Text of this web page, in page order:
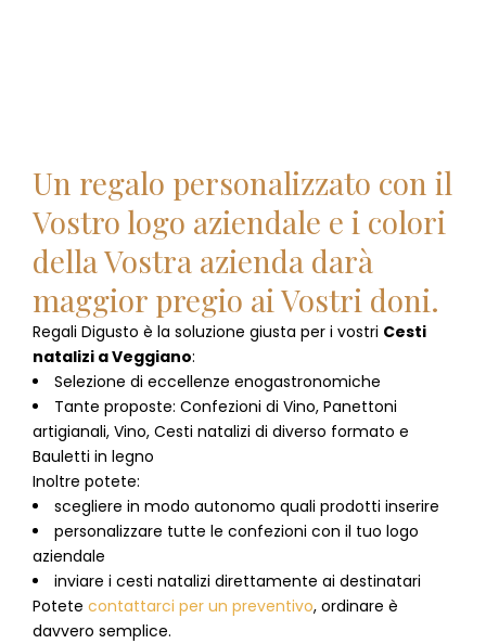
Un regalo personalizzato con il
Vostro logo aziendale e i colori
della Vostra azienda darà
maggior pregio ai Vostri doni.
Regali Digusto è la soluzione giusta per i vostri Cesti
natalizi aVeggiano:
Selezione di eccellenze enogastronomiche
Tante proposte: Confezioni di Vino, Panettoni
artigianali, Vino, Cesti natalizi di diverso formato e
Bauletti in legno
Inoltre potete:
scegliere in modo autonomo quali prodotti inserire
personalizzare tutte le confezioni con il tuo logo
aziendale
inviare i cesti natalizi direttamente ai destinatari
Potete contattarci per un preventivo, ordinare è
davvero semplice.